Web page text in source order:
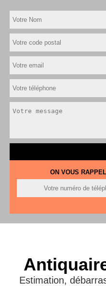
ON VOUS
Estimation,